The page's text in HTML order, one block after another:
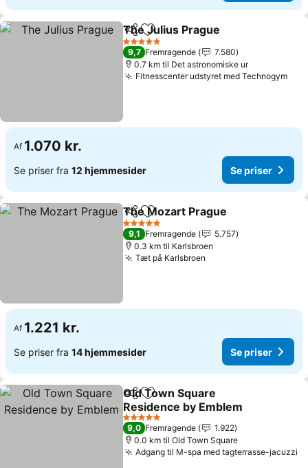
Del Føj til favoritter
The Julius Prague
5 Stjerner
9,7 Fremragende
7.580
0.7 km til Det astronomiske ur
Fitnesscenter udstyret med TechnogymSe
Af 1.070 kr.
Se priser fra 12 hjemmesider Se priser
Del Føj til favoritter
The Mozart Prague
5 Stjerner
9,1 Fremragende
5.757
0.3 km til Karlsbroen
Tæt på Karlsbroen
Af 1.221 kr.
Se priser fra 14 hjemmesider Se priser
Del Føj til favoritter
Old Town Square
Residence by Emblem
Se priser
5 Stjerner
9,0 Fremragende
1.922
0.0 km til Old Town Square
Adgang til M-spa med tagterrasse-jacuzzi